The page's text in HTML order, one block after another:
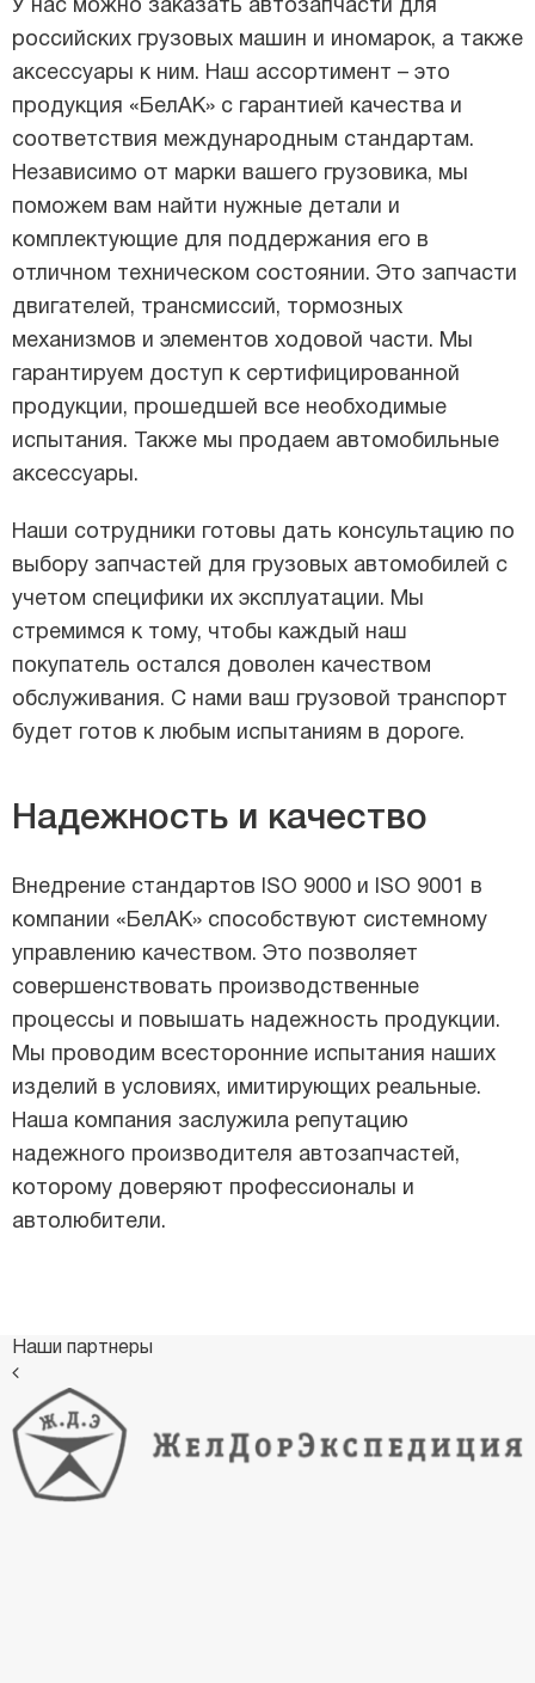
У нас можно заказать автозапчасти для
российских грузовых машин и иномарок, а также
аксессуары к ним. Наш ассортимент – это
продукция «БелАК» с гарантией качества и
соответствия международным стандартам.
Независимо от марки вашего грузовика, мы
поможем вам найти нужные детали и
комплектующие для поддержания его в
отличном техническом состоянии. Это запчасти
двигателей, трансмиссий, тормозных
механизмов и элементов ходовой части. Мы
гарантируем доступ к сертифицированной
продукции, прошедшей все необходимые
испытания. Также мы продаем автомобильные
аксессуары.
Наши сотрудники готовы дать консультацию по
выбору запчастей для грузовых автомобилей с
учетом специфики их эксплуатации. Мы
стремимся к тому, чтобы каждый наш
покупатель остался доволен качеством
обслуживания. С нами ваш грузовой транспорт
будет готов к любым испытаниям в дороге.
Надежность и качество
Внедрение стандартов ISO 9000 и ISO 9001 в
компании «БелАК» способствуют системному
управлению качеством. Это позволяет
совершенствовать производственные
процессы и повышать надежность продукции.
Мы проводим всесторонние испытания наших
изделий в условиях, имитирующих реальные.
Наша компания заслужила репутацию
надежного производителя автозапчастей,
которому доверяют профессионалы и
автолюбители.
Наши партнеры